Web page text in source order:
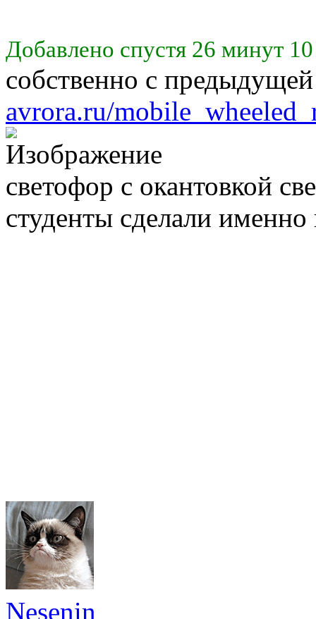
Добавлено спустя 26 минут
собственно с
avrora.ru/
светофор с окантовкой
студенты сделали
Nesenin